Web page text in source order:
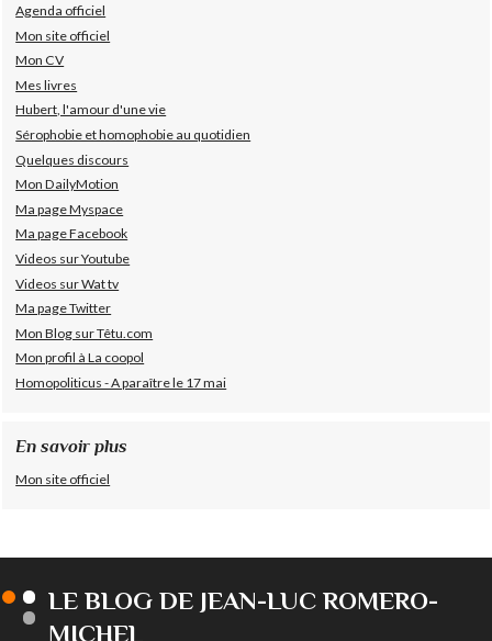
Agenda officiel
Mon site officiel
Mon CV
Mes livres
Hubert, l'amour d'une vie
Sérophobie et homophobie au quotidien
Quelques discours
Mon DailyMotion
Ma page Myspace
Ma page Facebook
Videos sur Youtube
Videos sur Wat tv
Ma page Twitter
Mon Blog sur Têtu.com
Mon profil à La coopol
Homopoliticus - A paraître le 17 mai
En savoir plus
Mon site officiel
LE BLOG DE JEAN-LUC ROMERO-
MICHEL